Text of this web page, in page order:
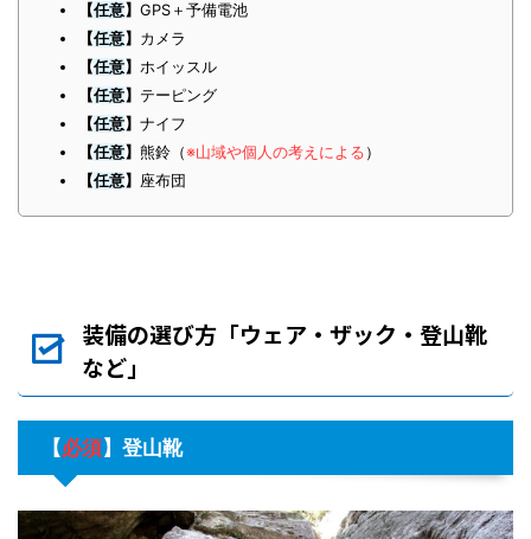
【任意】 GPS＋予備電池
【任意】 カメラ
【任意】 ホイッスル
【任意】 テーピング
【任意】 ナイフ
【任意】 熊鈴（※山域や個人の考えによる ）
【任意】 座布団
装備の選び方「ウェア・ザック・登山靴
など」
【必須】 登山靴